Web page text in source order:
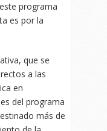
programa
es por la
que se
a las
en
del programa
más de